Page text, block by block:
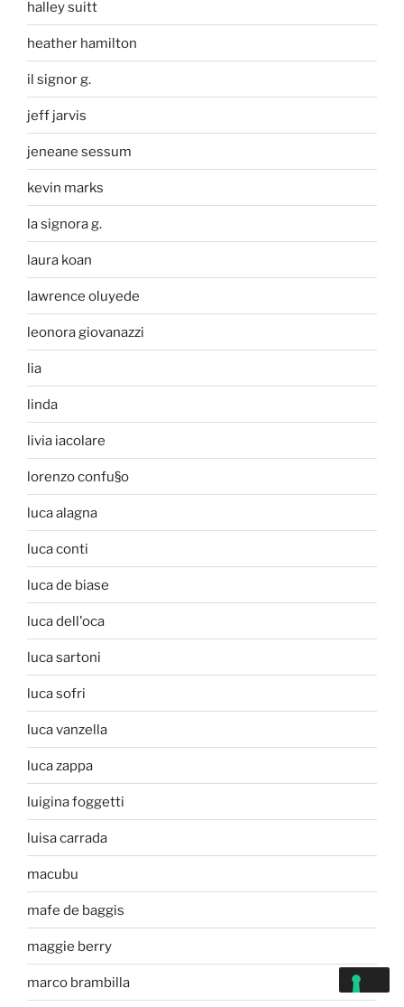
halley suitt
heather hamilton
il signor g.
jeff jarvis
jeneane sessum
kevin marks
la signora g.
laura koan
lawrence oluyede
leonora giovanazzi
lia
linda
livia iacolare
lorenzo confu§o
luca alagna
luca conti
luca de biase
luca dell'oca
luca sartoni
luca sofri
luca vanzella
luca zappa
luigina foggetti
luisa carrada
macubu
mafe de baggis
maggie berry
marco brambilla